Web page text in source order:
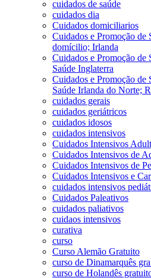
cuidados de saúde
cuidados dia
Cuidados domiciliarios
Cuidados e Promoção de
domícilio; Irlanda
Cuidados e Promoção de
Saúde Inglaterra
Cuidados e Promoção de
Saúde Irlanda do Norte;
cuidados gerais
cuidados geriátricos
cuidados idosos
cuidados intensivos
Cuidados Intensivos
Cuidados Intensivos de
Cuidados Intensivos de
Cuidados Intensivos e
cuidados intensivos
Cuidados Paleativos
cuidados paliativos
cuidaos intensivos
curativa
curso
Curso Alemão Gratuito
curso de Dinamarquês
curso de Holandês